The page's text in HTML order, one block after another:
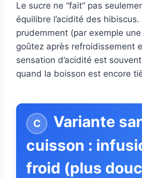
Le sucre ne “fait” pas
équilibre l’acidité des
prudemment (par exemple
goûtez après refroidissement
sensation d’acidité est
quand la boisson est encore
Variante
cuisson :
froid (plus